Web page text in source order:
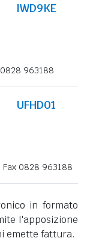
IWD9KE
0828 963188
UFHD01
Fax 0828 963188
in formato
l'apposizione
emette fattura.